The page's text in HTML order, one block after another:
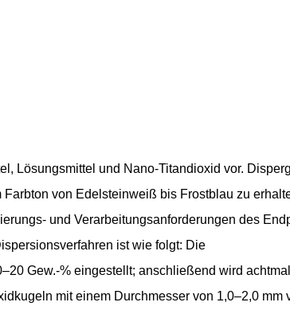
Lösungsmittel und Nano-Titandioxid vor.
von Edelsteinweiß bis Frostblau zu
und Verarbeitungsanforderungen des
ist wie folgt: Die
Gew.-% eingestellt; anschließend wird
mit einem Durchmesser von 1,0–2,0 mm